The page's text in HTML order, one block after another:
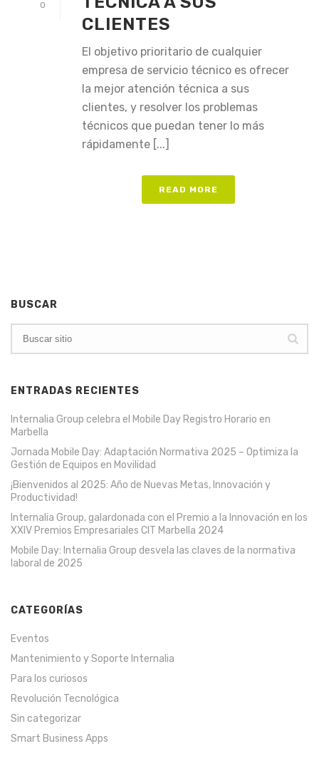
0
CLIENTES
El objetivo prioritario de cualquier
empresa de servicio técnico es ofrecer
la mejor atención técnica a sus
clientes, y resolver los problemas
técnicos que puedan tener lo más
rápidamente [...]
READ MORE
BUSCAR
ENTRADAS RECIENTES
Internalia Group celebra el Mobile Day Registro Horario en
Marbella
Jornada Mobile Day: Adaptación Normativa 2025 – Optimiza la
Gestión de Equipos en Movilidad
¡Bienvenidos al 2025: Año de Nuevas Metas, Innovación y
Productividad!
Internalia Group, galardonada con el Premio a la Innovación en los
XXIV Premios Empresariales CIT Marbella 2024
Mobile Day: Internalia Group desvela las claves de la normativa
laboral de 2025
CATEGORÍAS
Eventos
Mantenimiento y Soporte Internalia
Para los curiosos
Revolución Tecnológica
Sin categorizar
Smart Business Apps